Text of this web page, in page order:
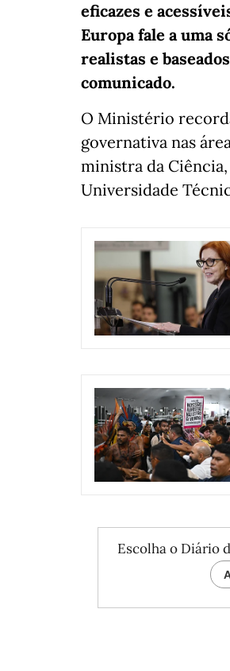
eficazes e
Europa fale a uma
realistas e
comunicado.
O Ministério
governativa nas
ministra da
Universidade
Escolha o Diário